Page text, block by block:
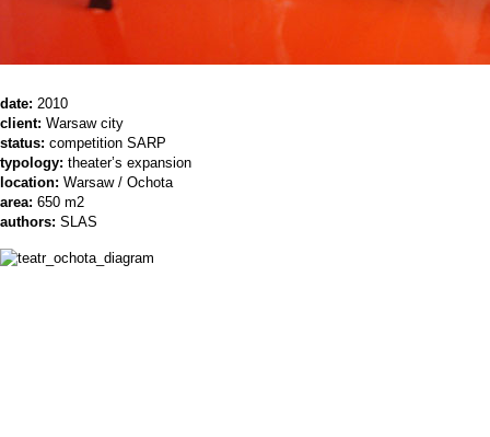
date: 2010
client: Warsaw city
status: competition SARP
typology: theater’s expansion
location: Warsaw / Ochota
area: 650 m2
authors: SLAS